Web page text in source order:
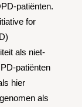
patiënten.
for
als niet-
patiënten
hier
als